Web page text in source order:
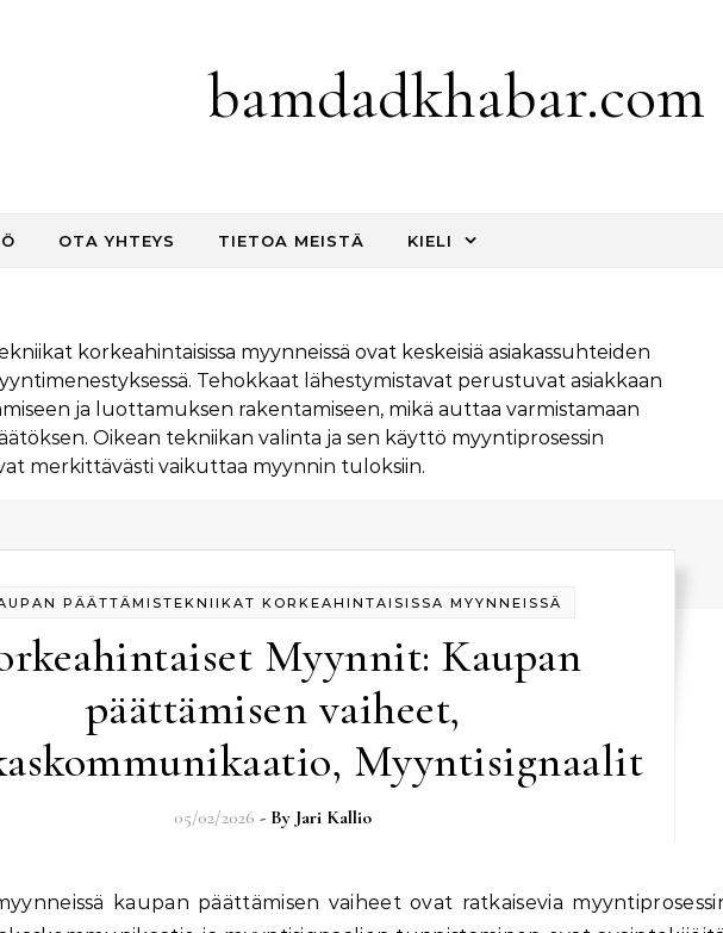
bamdadkhabar.com
OTA YHTEYS TIETOA MEISTÄ KIELI
korkeahintaisissa myynneissä ovat keskeisiä asiakassuhteiden
Tehokkaat lähestymistavat perustuvat asiakkaan
ja luottamuksen rakentamiseen, mikä auttaa varmistamaan
Oikean tekniikan valinta ja sen käyttö myyntiprosessin
merkittävästi vaikuttaa myynnin tuloksiin.
PÄÄTTÄMISTEKNIIKAT KORKEAHINTAISISSA MYYNNEISSÄ
Myynnit: Kaupan
päättämisen vaiheet,
Myyntisignaalit
05/02/2026 - By Jari Kallio